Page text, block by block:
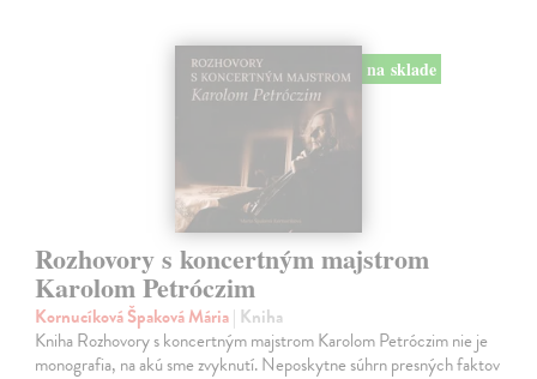
na sklade
Rozhovory s koncertným majstrom
Karolom Petróczim
Kornucíková Špaková Mária| Kniha
Kniha Rozhovory s koncertným majstrom Karolom Petróczim nie je
monografia, na akú sme zvyknutí. Neposkytne súhrn presných faktov